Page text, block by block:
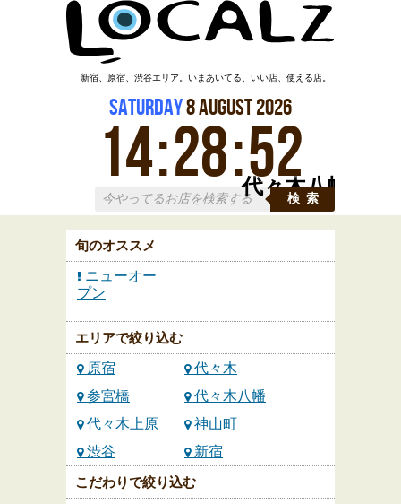
代々木八幡
新宿、原宿、渋谷エリア。いまあいてる、いい店、使える店。
Saturday8August2026
14:28:54
検索
旬のオススメ
ニューオー
プン
エリアで絞り込む
原宿
代々木
参宮橋
代々木八幡
代々木上原
神山町
渋谷
新宿
こだわりで絞り込む